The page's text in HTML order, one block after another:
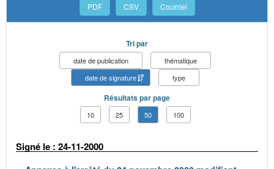
PDF CSV Courriel
Tri par
date de publication
thématique
date de signature
type
Résultats par page
10 25 50 100
Signé le : 24-11-2000